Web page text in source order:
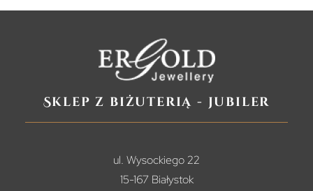
Sklep z biżuterią - jubiler
ul. Wysockiego 22
15-167 Białystok